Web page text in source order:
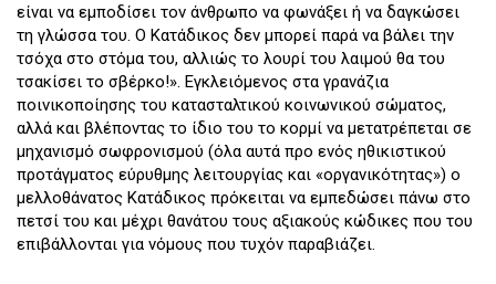
είναι να εµποδίσει τον άνθρωπο να φωνάξει ή να δαγκώσει
τη γλώσσα του. Ο Κατάδικος δεν µπορεί παρά να βάλει την
τσόχα στο στόµα του, αλλιώς το λουρί του λαιµού θα του
τσακίσει το σβέρκο!». Εγκλειόμενος στα γρανάζια
ποινικοποίησης του κατασταλτικού κοινωνικού σώµατος,
αλλά και βλέποντας το ίδιο του το κορμί να μετατρέπεται σε
μηχανισμό σωφρονισμού (όλα αυτά προ ενός ηθικιστικού
προτάγματος εύρυθμης λειτουργίας και «οργανικότητας») ο
μελλοθάνατος Κατάδικος πρόκειται να εμπεδώσει πάνω στο
πετσί του και µέχρι θανάτου τους αξιακούς κώδικες που του
επιβάλλονται για νόµους που τυχόν παραβιάζει.